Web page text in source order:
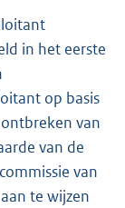
in het eerste
op basis
van
van de
van
te wijzen